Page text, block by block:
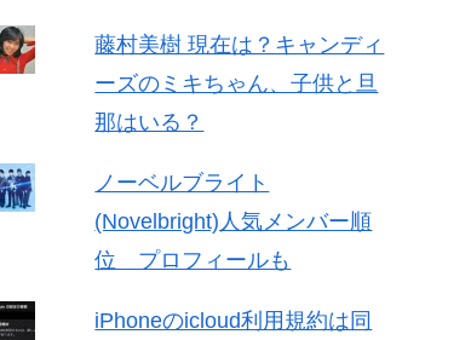
藤村美樹 現在は？キャンディ
ーズのミキちゃん、子供と旦
那はいる？
ノーベルブライト
(Novelbright)人気メンバー順
位 プロフィールも
iPhoneのicloud利用規約は同